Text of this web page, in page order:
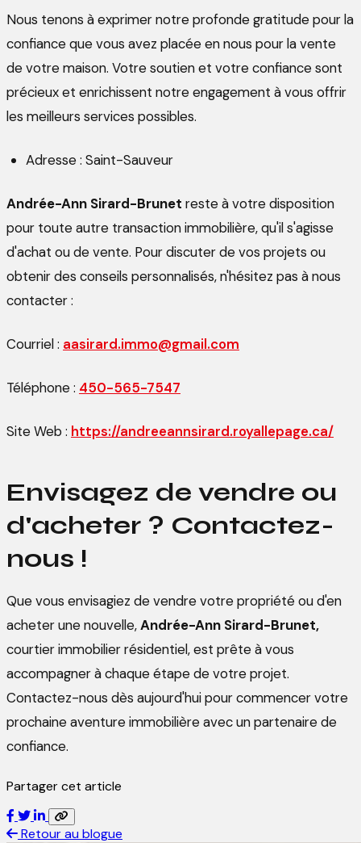
Nous tenons à exprimer notre profonde gratitude pour la
confiance que vous avez placée en nous pour la vente
de votre maison. Votre soutien et votre confiance sont
précieux et enrichissent notre engagement à vous offrir
les meilleurs services possibles.
Adresse : Saint-Sauveur
Andrée-Ann Sirard-Brunet reste à votre disposition
pour toute autre transaction immobilière, qu'il s'agisse
d'achat ou de vente. Pour discuter de vos projets ou
obtenir des conseils personnalisés, n'hésitez pas à nous
contacter :
Courriel : aasirard.immo@gmail.com
Téléphone : 450-565-7547
Site Web : https://andreeannsirard.royallepage.ca/
Envisagez de vendre ou
d'acheter ? Contactez-
nous !
Que vous envisagiez de vendre votre propriété ou d'en
acheter une nouvelle,Andrée-Ann Sirard-Brunet,
courtier immobilier résidentiel, est prête à vous
accompagner à chaque étape de votre projet.
Contactez-nous dès aujourd'hui pour commencer votre
prochaine aventure immobilière avec un partenaire de
confiance.
Partager cet article
Retour au blogue